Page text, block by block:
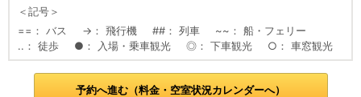
＜記号＞
==
バス → 飛行機 ## 列車 ~~
船・フェリー
..
徒歩 ● 入場・乗車観光 ◎ 下車観光 ○ 車窓観光
予約へ進む（料金・空室状況カレンダーへ）